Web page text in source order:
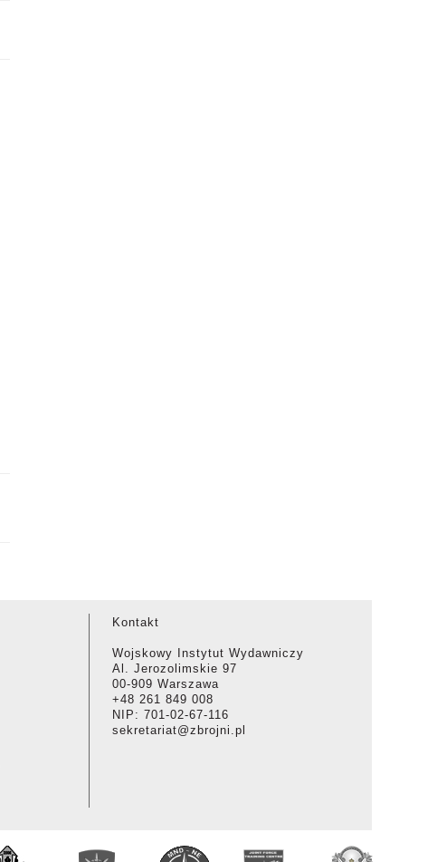
Kontakt
Wojskowy Instytut Wydawniczy
Al. Jerozolimskie 97
00-909 Warszawa
+48 261 849 008
NIP: 701-02-67-116
sekretariat@zbrojni.pl